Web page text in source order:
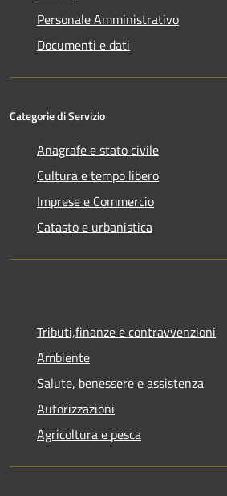
Personale Amministrativo
Documenti e dati
Categorie di Servizio
Anagrafe e stato civile
Cultura e tempo libero
Imprese e Commercio
Catasto e urbanistica
Tributi,finanze e contravvenzioni
Ambiente
Salute, benessere e assistenza
Autorizzazioni
Agricoltura e pesca